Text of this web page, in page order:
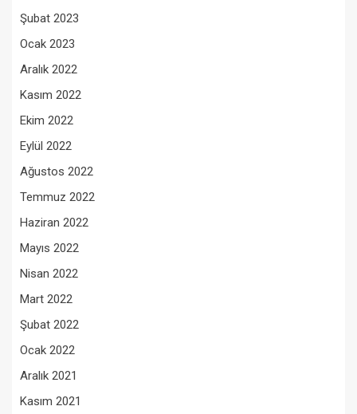
Şubat 2023
Ocak 2023
Aralık 2022
Kasım 2022
Ekim 2022
Eylül 2022
Ağustos 2022
Temmuz 2022
Haziran 2022
Mayıs 2022
Nisan 2022
Mart 2022
Şubat 2022
Ocak 2022
Aralık 2021
Kasım 2021